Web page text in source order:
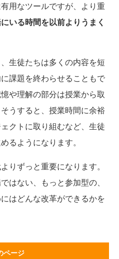
用なツールですが、より重
いる時間を以前よりうまく
生徒たちは多くの内容を短
課題を終わらせることもで
や理解の部分は授業から取
うすると、授業時間に余裕
クトに取り組むなど、生徒
るようになります。
りずっと重要になります。
はない、もっと参加型の、
はどんな改革ができるかを
ページ